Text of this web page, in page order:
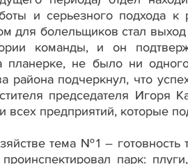
и серьезного подхода
для болельщиков стал
команды, и он
планерке, не было ни
района подчеркнул, что
председателя Игоря
всех предприятий, которые
тема №1 –
парк: